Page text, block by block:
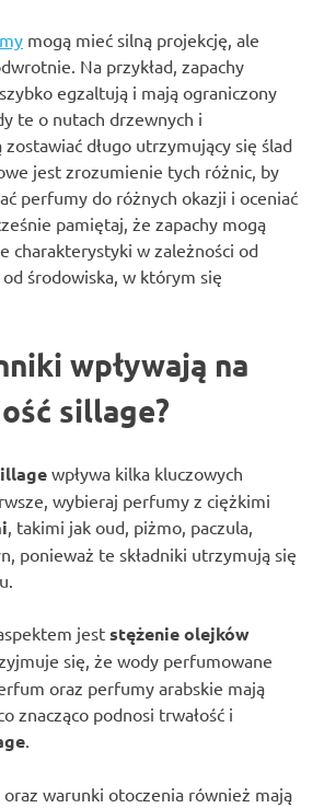
mogą mieć silną projekcję, ale
Na przykład, zapachy
egzaltują i mają ograniczony
te o nutach drzewnych i
długo utrzymujący się ślad
jest zrozumienie tych różnic, by
perfumy do różnych okazji i oceniać
pamiętaj, że zapachy mogą
charakterystyki w zależności od
środowiska, w którym się
wpływają na
sillage?
wpływa kilka kluczowych
wybieraj perfumy z ciężkimi
, takimi jak oud, piżmo, paczula,
ponieważ te składniki utrzymują się
jest stężenie olejków
się, że wody perfumowane
oraz perfumy arabskie mają
znacząco podnosi trwałość i
.
oraz warunki otoczenia również mają